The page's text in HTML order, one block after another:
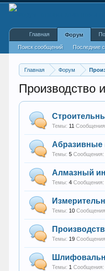
Главная Форум
Производство
Темы: 11
Абразивные
Темы: 5 Сообщения:
Алмазный
Темы: 4 Сообщения:
Темы: 10
Темы: 19
Темы: 1 Сообщения:
Главная Форум
Поиск сообщений Последние